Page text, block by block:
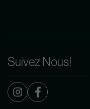
Suivez Nous!